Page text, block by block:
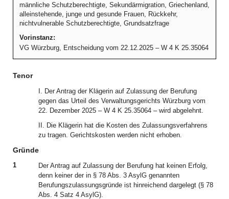
männliche Schutzberechtigte, Sekundärmigration, Griechenland,
alleinstehende, junge und gesunde Frauen, Rückkehr,
nichtvulnerable Schutzberechtigte, Grundsatzfrage
Vorinstanz:
VG Würzburg, Entscheidung vom 22.12.2025 – W 4 K 25.35064
Tenor
I. Der Antrag der Klägerin auf Zulassung der Berufung
gegen das Urteil des Verwaltungsgerichts Würzburg vom
22. Dezember 2025 – W 4 K 25.35064 – wird abgelehnt.
II. Die Klägerin hat die Kosten des Zulassungsverfahrens
zu tragen. Gerichtskosten werden nicht erhoben.
Gründe
1
Der Antrag auf Zulassung der Berufung hat keinen Erfolg,
denn keiner der in § 78 Abs. 3 AsylG genannten
Berufungszulassungsgründe ist hinreichend dargelegt (§ 78
Abs. 4 Satz 4 AsylG).